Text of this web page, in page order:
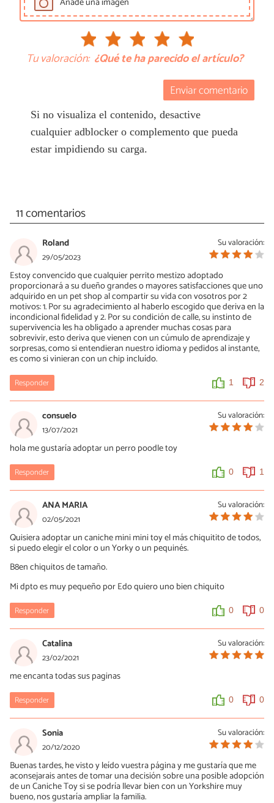
Tu valoración: ¿Qué te ha parecido el artículo?
Enviar comentario
Si no visualiza el contenido, desactive
cualquier adblocker o complemento que pueda
estar impidiendo su carga.
11 comentarios
Su valoración:
Roland
29/05/2023
Estoy convencido que cualquier perrito mestizo adoptado
proporcionará a su dueño grandes o mayores satisfacciones que uno
adquirido en un pet shop al compartir su vida con vosotros por 2
motivos: 1. Por su agradecimiento al haberlo escogido que deriva en la
incondicional fidelidad y 2. Por su condición de calle, su instinto de
supervivencia les ha obligado a aprender muchas cosas para
sobrevivir, esto deriva que vienen con un cúmulo de aprendizaje y
sorpresas, como si entendieran nuestro idioma y pedidos al instante,
es como si vinieran con un chip incluído.
Responder 1 2
Su valoración:
consuelo
13/07/2021
hola me gustaría adoptar un perro poodle toy
Responder 0 1
Su valoración:
ANA MARIA
02/05/2021
Quisiera adoptar un caniche mini mini toy el más chiquitito de todos,
si puedo elegir el color o un Yorky o un pequinés.
B8en chiquitos de tamaño.
Mi dpto es muy pequeño por Edo quiero uno bien chiquito
Responder 0 0
Su valoración:
Catalina
23/02/2021
me encanta todas sus paginas
Responder 0 0
Su valoración:
Sonia
20/12/2020
Buenas tardes, he visto y leído vuestra página y me gustaría que me
aconsejarais antes de tomar una decisión sobre una posible adopción
de un Caniche Toy si se podría llevar bien con un Yorkshire muy
bueno, nos gustaría ampliar la familia.